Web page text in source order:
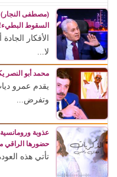
(مصطفى النجار)
السقوط البطيء!
الأفكار
لا...
محمد أبو النصر
يقدم عمرو
وتفرض...
عذوبة
حضورها الراقي
تأتي هذه